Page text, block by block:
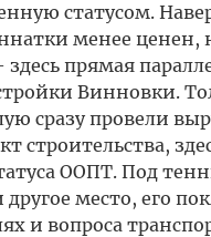
статусом.
менее ценен,
прямая
Винновки.
сразу провели
строительства,
ООПТ. Под
место, его
и вопроса